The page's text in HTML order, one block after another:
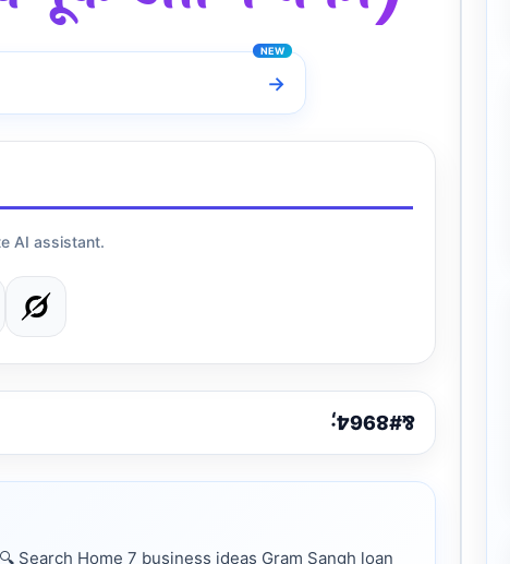
→
AI assistant.
Search Home 7 business ideas Gram Sangh loan